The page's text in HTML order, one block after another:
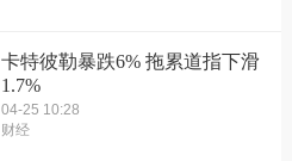
卡特彼勒暴跌6% 拖累道指下滑
1.7%
04-25 10:28
财经